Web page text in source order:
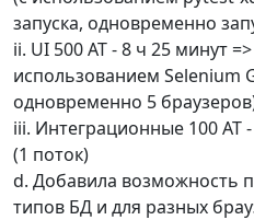
запуска, одновременно
ii. UI 500 AT - 8 ч 25 минут
использованием Selenium
одновременно 5
iii. Интеграционные 100 AT
(1 поток)
d. Добавила возможность
типов БД и для разных